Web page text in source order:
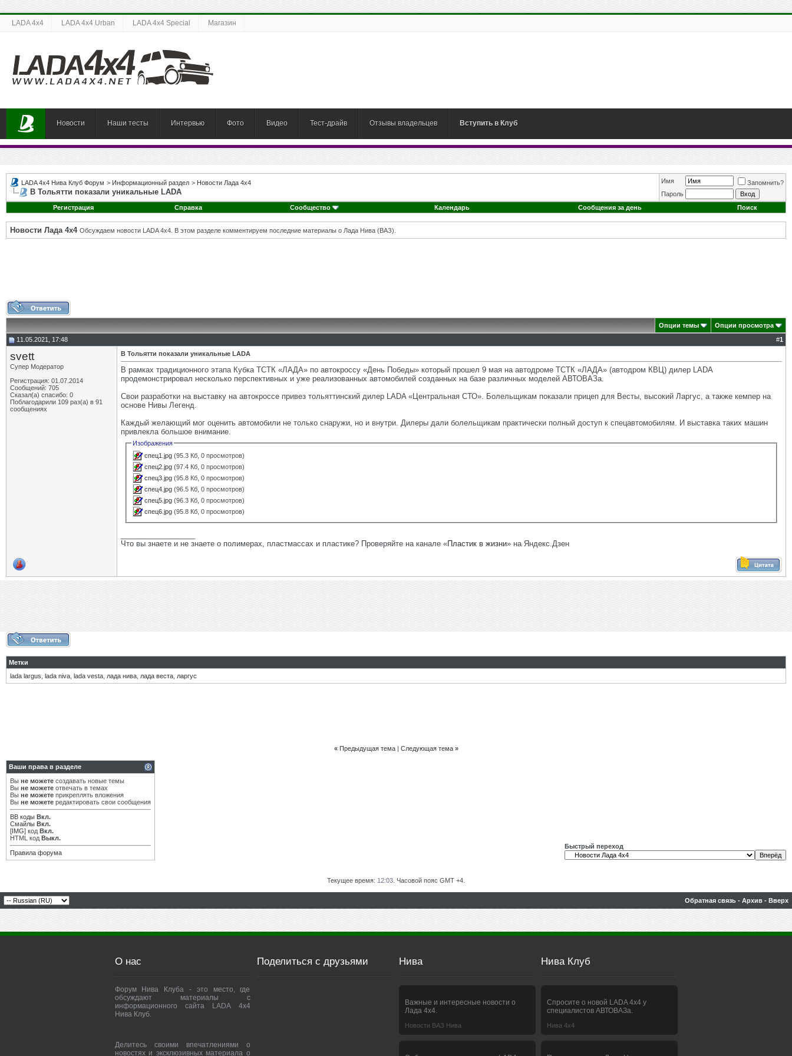
LADA 4x4 LADA 4x4 Urban LADA 4x4 Special Магазин
Новости Наши тесты Интервью Фото Видео Тест-драйв Отзывы владельцев Вступить в Клуб
LADA 4x4 Нива Клуб Форум > Информационный раздел > Новости Лада 4х4
В Тольятти показали уникальные LADA
Имя
Запомнить?
Пароль
Регистрация
Справка Сообщество Календарь Сообщения за день Поиск
Новости Лада 4х4 Обсуждаем новости LADA 4x4. В этом разделе комментируем последние материалы о Лада Нива (ВАЗ).
Опции темы
Опции просмотра
11.05.2021, 17:48
#1
svett
Супер Модератор
Регистрация: 01.07.2014
Сообщений: 705
Сказал(а) спасибо: 0
Поблагодарили 109 раз(а) в 91
сообщениях
В Тольятти показали уникальные LADA
В рамках традиционного этапа Кубка ТСТК «ЛАДА» по автокроссу «День Победы» который прошел 9 мая на автодроме ТСТК «ЛАДА» (автодром КВЦ) дилер LADA
продемонстрировал несколько перспективных и уже реализованных автомобилей созданных на базе различных моделей АВТОВАЗа.
Свои разработки на выставку на автокроссе привез тольяттинский дилер LADA «Центральная СТО». Болельщикам показали прицеп для Весты, высокий Ларгус, а также кемпер на
основе Нивы Легенд.
Каждый желающий мог оценить автомобили не только снаружи, но и внутри. Дилеры дали болельщикам практически полный доступ к спецавтомобилям. И выставка таких машин
привлекла большое внимание.
Изображения
спец1.jpg (95.3 Кб, 0 просмотров)
спец2.jpg (97.4 Кб, 0 просмотров)
спец3.jpg (95.8 Кб, 0 просмотров)
спец4.jpg (96.5 Кб, 0 просмотров)
спец5.jpg (96.3 Кб, 0 просмотров)
спец6.jpg (95.8 Кб, 0 просмотров)
Что вы знаете и не знаете о полимерах, пластмассах и пластике? Проверяйте на канале «Пластик в жизни» на Яндекс.Дзен
Метки
lada largus lada niva lada vesta лада нива лада веста ларгус
« Предыдущая тема| Следующая тема »
Ваши права в разделе
Вы не можете создавать новые темы
Вы не можете отвечать в темах
Вы не можете прикреплять вложения
Вы не можете редактировать свои сообщения
BB коды Вкл.
Смайлы Вкл.
[IMG] код Вкл.
HTML код Выкл.
Правила форума
Быстрый переход
Текущее время: 12:03 . Часовой пояс GMT +4.
Обратная связь - Архив - Вверх
О нас
Форум Нива Клуба - это место, где
обсуждают материалы с
информационного сайта LADA 4x4
Нива Клуб.
Делитесь своими впечатлениями о
новостях и эксклюзивных материала о
Поделиться с друзьями Нива
Важные и интересные новости о
Лада 4х4.
Новости ВАЗ Нива
Нива Клуб
Спросите о новой LADA 4x4 у
специалистов АВТОВАЗа.
Нива 4х4